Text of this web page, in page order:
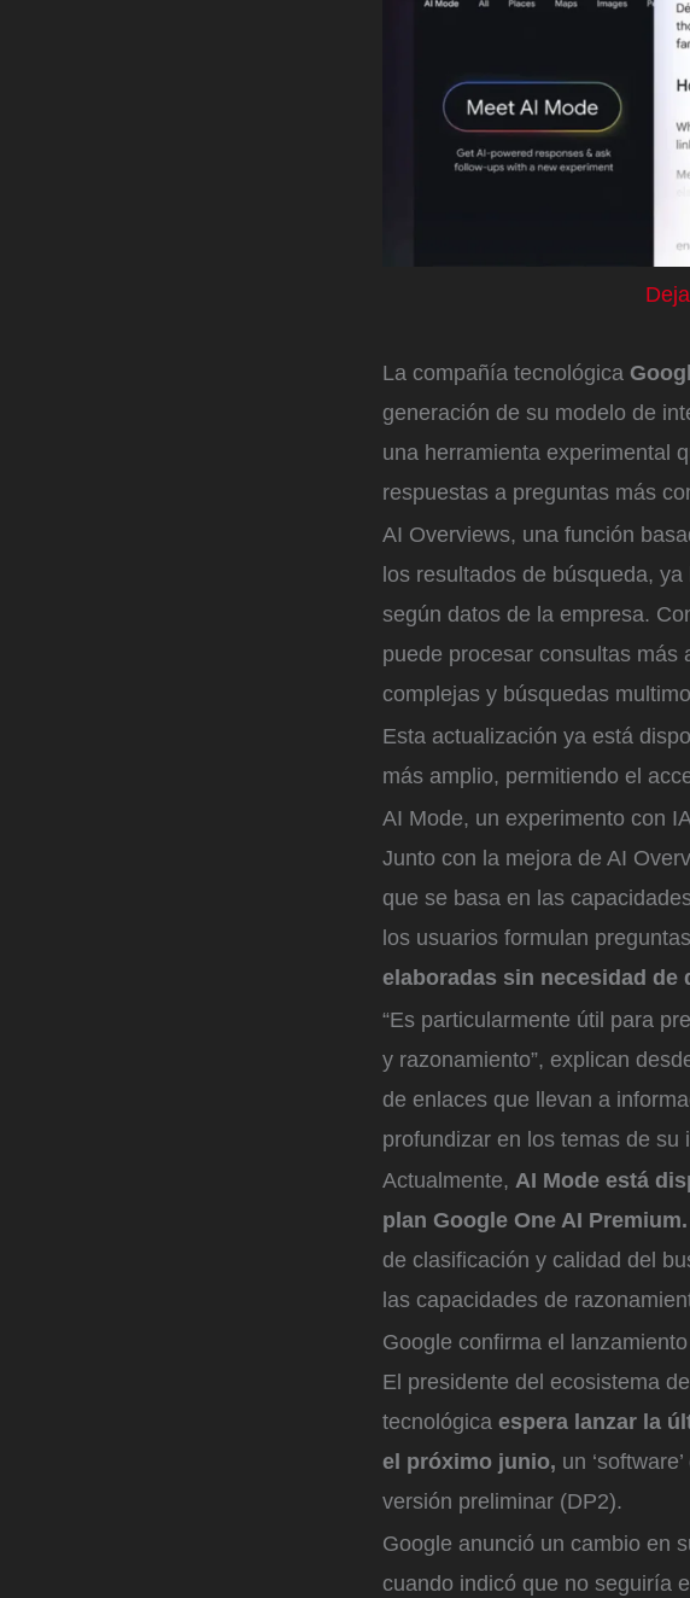
La compañía tecnológica
generación de su modelo de
una herramienta experimental
respuestas a preguntas más
AI Overviews, una función
los resultados de búsqueda,
según datos de la empresa.
puede procesar consultas más
complejas y búsquedas
Esta actualización ya está
más amplio, permitiendo el
AI Mode, un experimento con
Junto con la mejora de AI
que se basa en las
los usuarios formulan
elaboradas sin necesidad
“Es particularmente útil para
y razonamiento”, explican
de enlaces que llevan a
profundizar en los temas de su
Actualmente, AI Mode está
plan Google One AI Premium.
de clasificación y calidad del
las capacidades de
Google confirma el
El presidente del ecosistema
tecnológica espera lanzar la
el próximo junio, un
versión preliminar (DP2).
Google anunció un cambio en
cuando indicó que no seguiría